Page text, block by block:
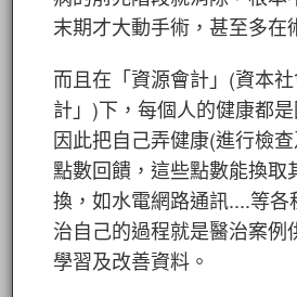
末期才大動手術，甚至多在
而且在「資源會計」(資本
計」)下，每個人的健康都
因此把自己弄健康(進行檢
點數回饋，這些點數能換取
換，如水電網路通訊....等
治自己的過程就是醫治案例
學習及改善資料。